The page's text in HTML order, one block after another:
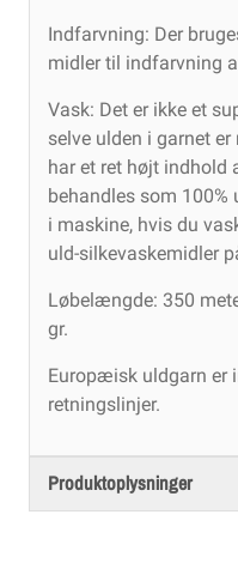
Indfarvning: Der
midler til indfarvning
Vask: Det er ikke et
selve ulden i garnet
har et ret højt indhold
behandles som
i maskine, hvis du
uld-silkevaskemidler
Løbelængde: 350
gr.
Europæisk uldgarn er
retningslinjer.
Produktoplysninger